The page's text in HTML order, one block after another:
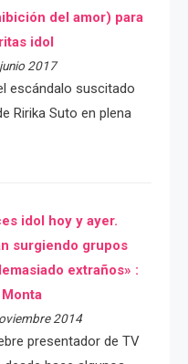
del amor) para
idol
2017
escándalo suscitado
Ririka Suto en plena
idol hoy y ayer.
surgiendo grupos
extraños» :
2014
presentador de TV